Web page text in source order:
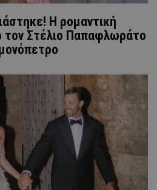
Η ρομαντική
Στέλιο Παπαφλωράτο